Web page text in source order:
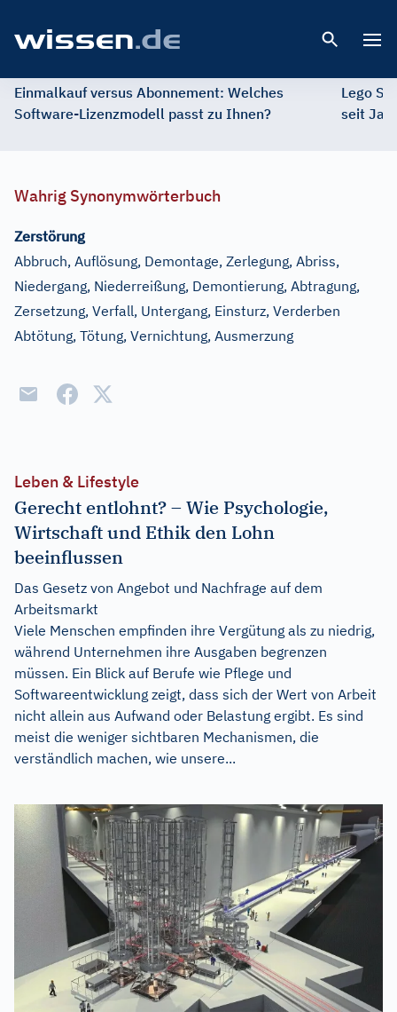
Einmalkauf versus Abonnement: Welches
Software-Lizenzmodell passt zu Ihnen?
Lego
seit
Wahrig Synonymwörterbuch
Zerstörung
Abbruch, Auflösung, Demontage, Zerlegung, Abriss,
Niedergang, Niederreißung, Demontierung, Abtragung,
Zersetzung, Verfall, Untergang, Einsturz, Verderben
Abtötung, Tötung, Vernichtung, Ausmerzung
Leben & Lifestyle
Gerecht entlohnt? – Wie Psychologie,
Wirtschaft und Ethik den Lohn
beeinflussen
Das Gesetz von Angebot und Nachfrage auf dem
Arbeitsmarkt
Viele Menschen empfinden ihre Vergütung als zu niedrig,
während Unternehmen ihre Ausgaben begrenzen
müssen. Ein Blick auf Berufe wie Pflege und
Softwareentwicklung zeigt, dass sich der Wert von Arbeit
nicht allein aus Aufwand oder Belastung ergibt. Es sind
meist die weniger sichtbaren Mechanismen, die
verständlich machen, wie unsere...